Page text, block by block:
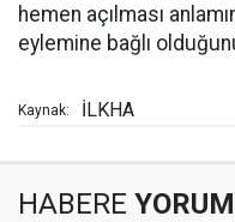
hemen açılması
eylemine bağlı
Kaynak: İLKHA
HABERE